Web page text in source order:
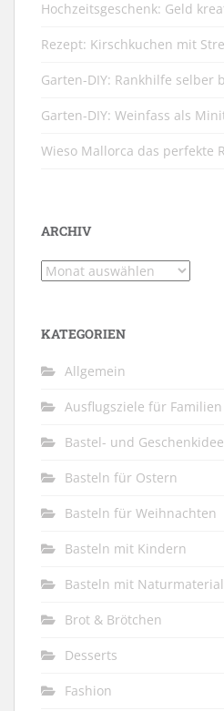
Hochzeitsgeschenk: Geld
Rezept: Kirschkuchen mit
Garten-DIY: Rankhilfe selber
Garten-DIY: Weinfass als
Wieso Mallorca das perfekte
ARCHIV
Archiv
KATEGORIEN
Allgemein
Ausflugsziele für Familien
Bastel- und
Basteln für Ostern
Basteln für Weihnachten
Basteln mit Kindern
Basteln mit
Brot & Brötchen
Desserts
Fashion